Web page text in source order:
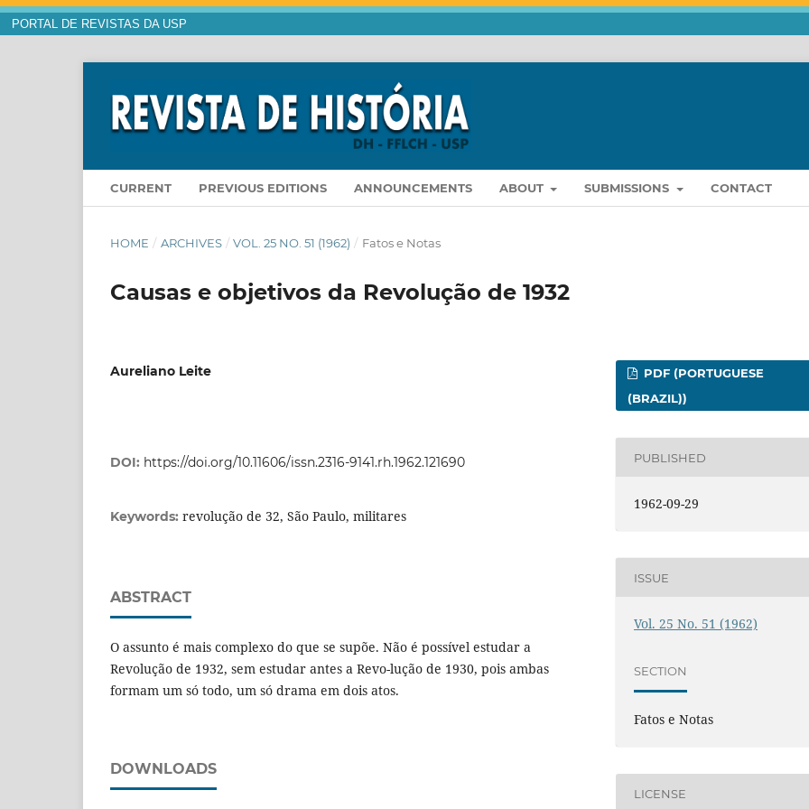
PORTAL DE REVISTAS DA USP
CURRENT PREVIOUS EDITIONS ANNOUNCEMENTS ABOUT SUBMISSIONS CONTACT
HOME / ARCHIVES / VOL. 25 NO. 51 (1962) / Fatos e Notas
Causas e objetivos da Revolução de 1932
Aureliano Leite
DOI: https://doi.org/10.11606/issn.2316-9141.rh.1962.121690
Keywords: revolução de 32, São Paulo, militares
ABSTRACT
O assunto é mais complexo do que se supõe. Não é possível estudar a
Revolução de 1932, sem estudar antes a Revo-lução de 1930, pois ambas
formam um só todo, um só drama em dois atos.
DOWNLOADS
PDF (PORTUGUESE
(BRAZIL))
PUBLISHED
1962-09-29
ISSUE
Vol. 25 No. 51 (1962)
SECTION
Fatos e Notas
LICENSE